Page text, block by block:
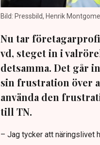
Bild: Pressbild, Henrik
Nu tar
vd, steget in i
detsamma. Det går
sin frustration över
använda den
till TN.
– Jag tycker att näringslivet